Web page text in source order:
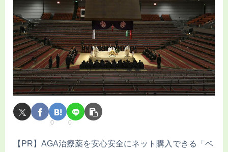
0 0
【PR】AGA治療薬を安心安全にネット購入できる「ベ